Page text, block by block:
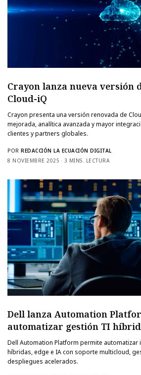
Crayon lanza nueva versión
Cloud-iQ
Crayon presenta una versión renovada de
mejorada, analítica avanzada y mayor
clientes y partners globales.
POR REDACCIÓN LA ECUACIÓN DIGITAL
8 NOVIEMBRE 2025
3 MINS. LECTURA
Dell lanza Automation
automatizar gestión TI
Dell Automation Platform permite automatizar
híbridas, edge e IA con soporte multicloud,
despliegues acelerados.